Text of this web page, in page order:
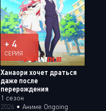
+ 4
СЕРИЯ
Ханаори хочет драться
даже после
перерождения
1 сезон
2026 • Аниме Ongoing